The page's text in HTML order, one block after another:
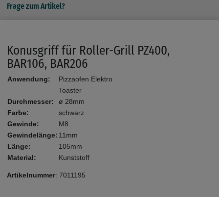
Frage zum Artikel?
Konusgriff für Roller-Grill PZ400,
BAR106, BAR206
Anwendung:
Pizzaofen Elektro
Toaster
Durchmesser:
ø 28mm
Farbe:
schwarz
Gewinde:
M8
Gewindelänge: 11mm
Länge:
105mm
Material:
Kunststoff
Artikelnummer: 7011195